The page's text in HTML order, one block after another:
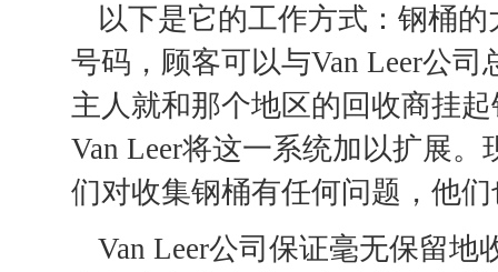
以下是它的工作方式：钢桶
号码，顾客可以与Van Leer公
主人就和那个地区的回收商挂
Van Leer将这一系统加以扩展
们对收集钢桶有任何问题，他
Van Leer公司保证毫无保留